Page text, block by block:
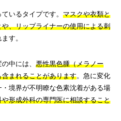
いるタイプです。 マスクや衣類と
、リップライナーの使用による刺
す。
中には、 悪性黒色腫（メラノー
まれることがあります。急に変化
境界が不明瞭な色素沈着がある場
形成外科の専門医に相談すること